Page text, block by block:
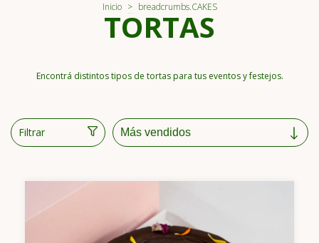
Inicio > breadcrumbs.CAKES
TORTAS
Encontrá distintos tipos de tortas para tus eventos y festejos.
Filtrar